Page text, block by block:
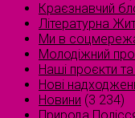
Краєзнавчий
Літературна
Ми в
Молодіжний
Наші проєкти
Нові
Новини (3 234)